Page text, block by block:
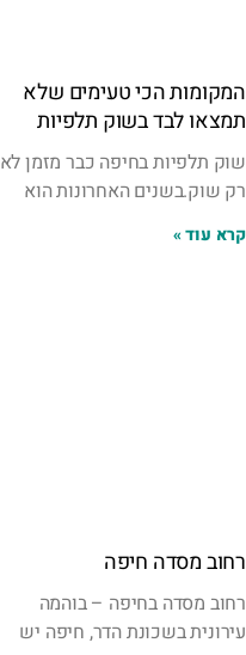
המקומות הכי טעימים שלא
תמצאו לבד בשוק תלפיות
שוק תלפיות בחיפה כבר מזמן לא
רק שוק.בשנים האחרונות הוא
קרא עוד »
רחוב מסדה חיפה
רחוב מסדה בחיפה – בוהמה
עירונית בשכונת הדר, חיפה יש